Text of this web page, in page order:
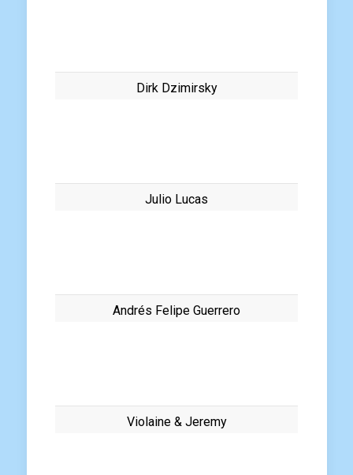
Dirk Dzimirsky
Julio Lucas
Andrés Felipe Guerrero
Violaine & Jeremy